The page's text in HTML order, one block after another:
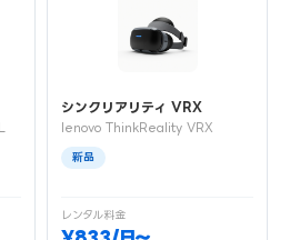
シンクリアリティ VRX
lenovo ThinkReality VRX
新品
レンタル料金